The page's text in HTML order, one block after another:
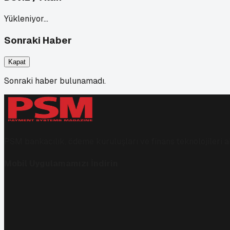
Yükleniyor…
Sonraki Haber
Kapat
Sonraki haber bulunamadı.